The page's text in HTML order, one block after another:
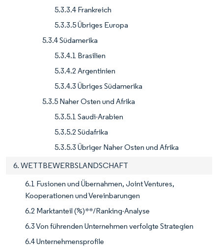
5.3.3.4 Frankreich
5.3.3.5 Übriges Europa
5.3.4 Südamerika
5.3.4.1 Brasilien
5.3.4.2 Argentinien
5.3.4.3 Übriges Südamerika
5.3.5 Naher Osten und Afrika
5.3.5.1 Saudi-Arabien
5.3.5.2 Südafrika
5.3.5.3 Übriger Naher Osten und Afrika
6. WETTBEWERBSLANDSCHAFT
6.1 Fusionen und Übernahmen, Joint Ventures,
Kooperationen und Vereinbarungen
6.2 Marktanteil (%)**/Ranking-Analyse
6.3 Von führenden Unternehmen verfolgte Strategien
6.4 Unternehmensprofile